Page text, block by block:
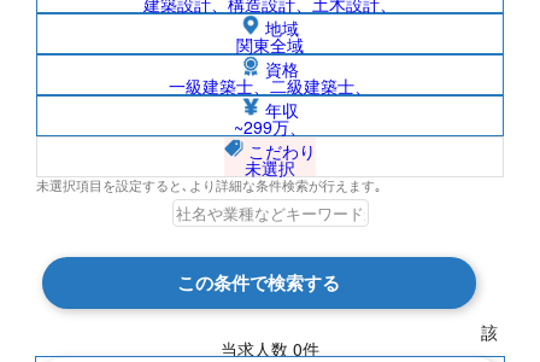
地域
関東全域
資格
一級建築士、二級建築士、
年収
~299万、
こだわり
未選択
未選択項目を設定すると､より詳細な条件検索が行えます｡
この条件で検索する
該
当求人数 0件
南米/株式会社日商エステムの求人検索結
果一覧